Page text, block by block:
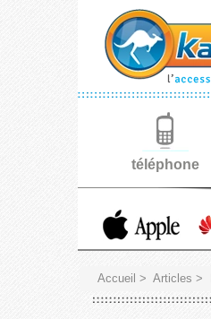
téléphone
Accueil > Articles >